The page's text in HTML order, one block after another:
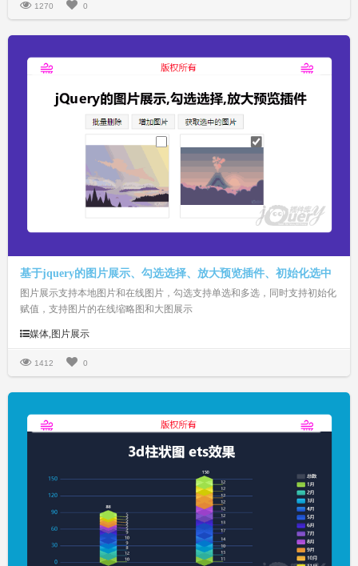
1270 0
基于jquery的图片展示、勾选选择、放大预览插件、初始化选中
图片展示支持本地图片和在线图片，勾选支持单选和多选，同时支持初始化
赋值，支持图片的在线缩略图和大图展示
媒体,图片展示
1412 0